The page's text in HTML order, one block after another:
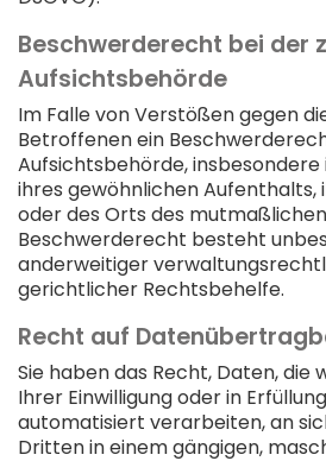
Beschwerde­recht bei der
Aufsichts­behörde
Im Falle von Verstößen gegen
Betroffenen ein
Aufsichtsbehörde,
ihres gewöhnlichen Aufenthalts,
oder des Orts des
Beschwerderecht besteht
anderweitiger
gerichtlicher Rechtsbehelfe.
Recht auf
Sie haben das Recht, Daten, die
Ihrer Einwilligung oder in
automatisiert verarbeiten, an
Dritten in einem gängigen,